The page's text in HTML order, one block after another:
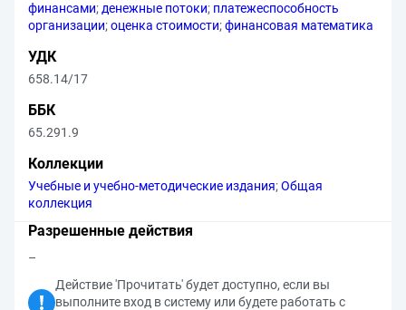
финансами; денежные потоки; платежеспособность
организации;оценка стоимости;финансовая математика
УДК
658.14/17
ББК
65.291.9
Коллекции
Учебные и учебно-методические издания;Общая
коллекция
Разрешенные действия
–
Действие 'Прочитать' будет доступно, если вы
выполните вход в систему или будете работать с